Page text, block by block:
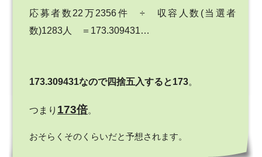
応募者数22万2356件 ÷ 収容人数(当選者
数)1283人 ＝173.309431…
173.309431なので四捨五入すると173。
つまり 173倍。
おそらくそのくらいだと予想されます。